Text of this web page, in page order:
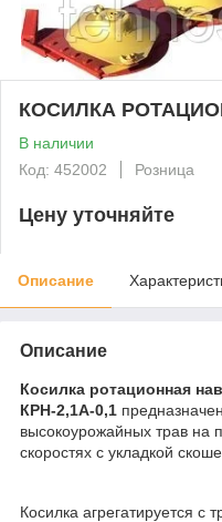
КОСИЛКА
В наличии
Код: 452002
Розница
Цену уточняйте
Описание
Описание
Косилка ротационная
КРН-2,1А-0,1
высокоурожайных трав на
скоростях с укладкой
Косилка агрегатируется с